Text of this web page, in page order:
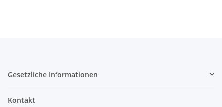
Gesetzliche Informationen
Kontakt